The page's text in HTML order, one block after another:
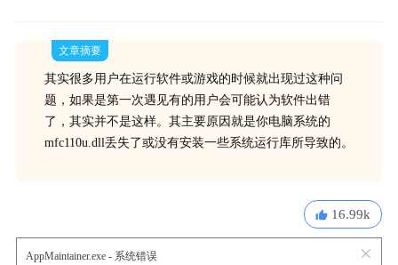
文章摘要
其实很多用户在运行软件或游戏的时候就出现过这种问
题，如果是第一次遇见有的用户会可能认为软件出错
了，其实并不是这样。其主要原因就是你电脑系统的
mfc110u.dll丢失了或没有安装一些系统运行库所导致的。
16.99k
AppMaintainer.exe - 系统错误